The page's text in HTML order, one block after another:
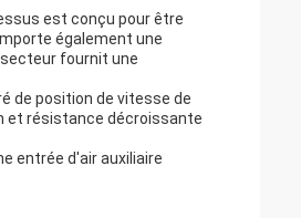
est conçu pour être
également une
fournit une
de position de vitesse de
et résistance décroissante
entrée d'air auxiliaire